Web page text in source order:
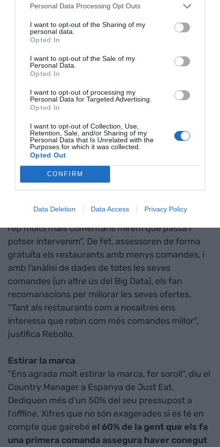
Personal Data Processing Opt Outs
I want to opt-out of the Sharing of my
personal data.
Opted In
I want to opt-out of the Sale of my
Personal Data.
Opted In
I want to opt-out of processing my
Personal Data for Targeted Advertising.
Opted In
I want to opt-out of Collection, Use,
Retention, Sale, and/or Sharing of my
Personal Data that Is Unrelated with the
Purposes for which it was collected.
Opted Out
CONFIRM
Data Deletion Data Access Privacy Policy
model és poder ser escalables", assegura.
La captació
A l'hora d'afegir establiments en el seu catàleg,
Rebollo destaca que "anem a restaurants que ja
tenen servei a domicili. I als que no en tenen els
els ho podrà fer". Exigeixen el NIF o el NIE del
propietari, permisos i factures oficials. "
assumim cap risc legal en la manipulació
d'aliments, però ens afectaria molt en
comunicació que entreguessin un producte en
mal estat", assegura Jesús Rebollo sobre la cura
per garantir la qualitat dels establiments.
dels locals ens la donen els usuaris, i només si
rep molts mals comentaris mirem què passa i
potser intervenim". De fet, assessoren de forma
gratuïta els restaurants amb menys comandes, i
amb l'anàlisi de dades de totes les seves
comandes (un altre ús del Big Data), els fan
recomanacions per millorar les seves ofertes.
"Tant als restaurants com a nosaltres ens
interessa que rebin com més comandes millor",
justifica Rebollo.
Estirar la marca
"Ens agrada molt estirar la marca, fer soroll", diu el
Country Manager a Espanya de Just Eat.
Dediquen més d'un 50% del seu pressupost a
l'offline. Xifres que no són exagerades si es té en
compte que gairebé el 60% de la gent que els fa
una primera comanda assegura haver conegut